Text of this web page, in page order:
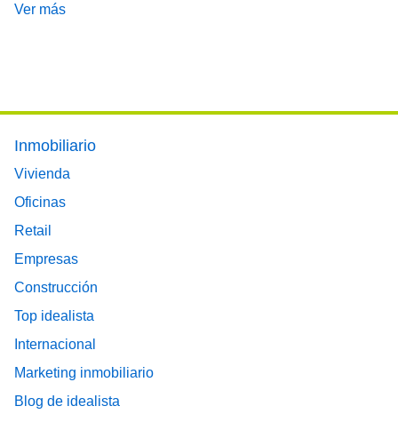
Ver más
Footer main menu
Inmobiliario
Vivienda
Oficinas
Retail
Empresas
Construcción
Top idealista
Internacional
Marketing inmobiliario
Blog de idealista